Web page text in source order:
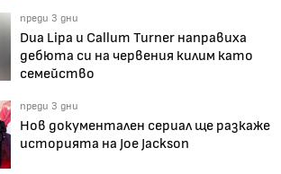
преди 3 дни
Dua Lipa и Callum Turner направиха
дебюта си на червения килим като
семейство
преди 3 дни
Нов документален сериал ще разкаже
историята на Joe Jackson